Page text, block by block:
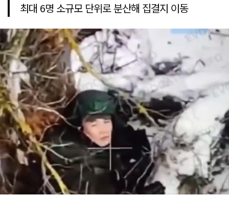
최대 6명 소규모 단위로 분산해 집결지 이동